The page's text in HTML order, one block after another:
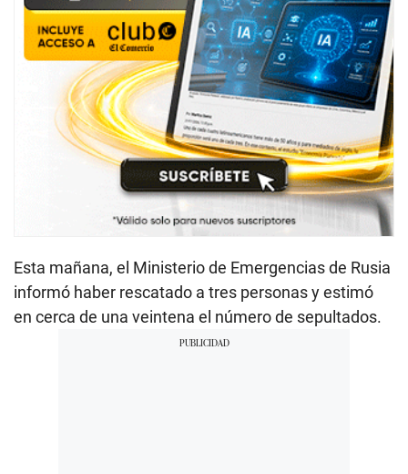
Esta mañana, el Ministerio de Emergencias de Rusia
informó haber rescatado a tres personas y estimó
en cerca de una veintena el número de sepultados.